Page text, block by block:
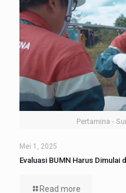
Pertamina -
Mei 1, 2025
Evaluasi BUMN Harus Dimulai
Read more